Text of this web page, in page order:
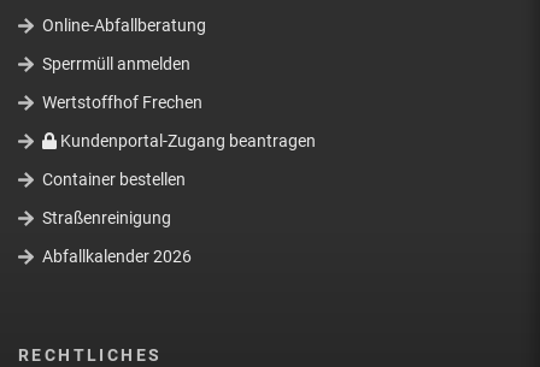
Online-Abfallberatung
Sperrmüll anmelden
Wertstoffhof Frechen
Kundenportal-Zugang beantragen
Container bestellen
Straßenreinigung
Abfallkalender 2026
RECHTLICHES